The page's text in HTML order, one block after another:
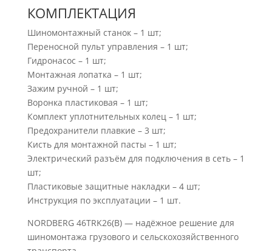
КОМПЛЕКТАЦИЯ
Шиномонтажный станок – 1 шт;
Переносной пульт управления – 1 шт;
Гидронасос – 1 шт;
Монтажная лопатка – 1 шт;
Зажим ручной – 1 шт;
Воронка пластиковая – 1 шт;
Комплект уплотнительных колец – 1 шт;
Предохранители плавкие – 3 шт;
Кисть для монтажной пасты – 1 шт;
Электрический разъём для подключения в сеть – 1
шт;
Пластиковые защитные накладки – 4 шт;
Инструкция по эксплуатации – 1 шт.
NORDBERG 46TRK26(B) — надёжное решение для
шиномонтажа грузового и сельскохозяйственного